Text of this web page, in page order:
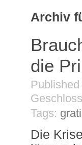
Archiv
die
Published
Tags:
Die